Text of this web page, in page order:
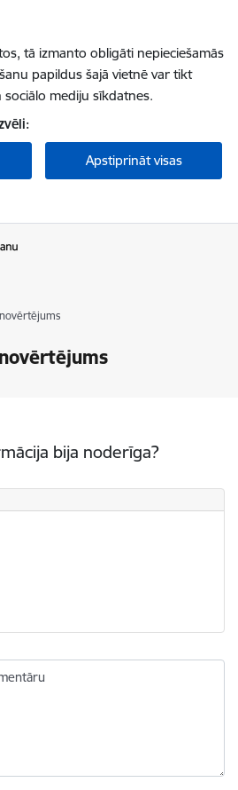
tā izmanto obligāti nepieciešamās
papildus šajā vietnē var tikt
mediju sīkdatnes.
Apstiprināt visas
bija noderīga?
noderīga?